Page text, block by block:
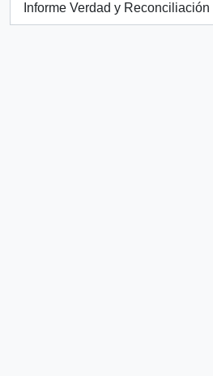
Informe Verdad y Reconciliación
, 2 resultados